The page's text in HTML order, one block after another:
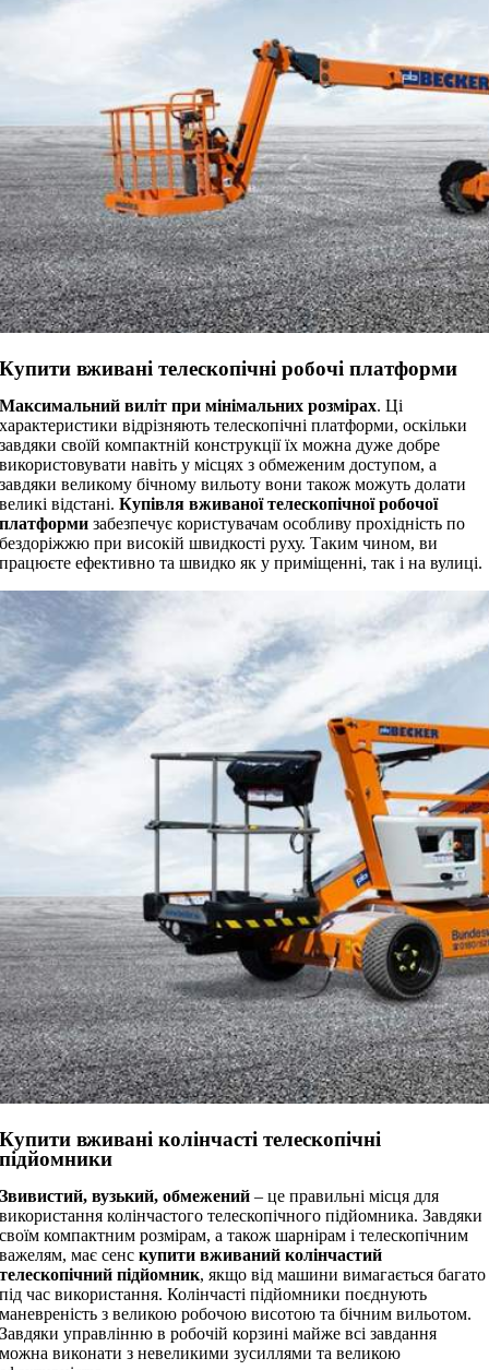
Купити вживані телескопічні робочі платформи
Максимальний виліт при мінімальних розмірах. Ці
характеристики відрізняють телескопічні платформи, оскільки
завдяки своїй компактній конструкції їх можна дуже добре
використовувати навіть у місцях з обмеженим доступом, а
завдяки великому бічному вильоту вони також можуть долати
великі відстані.Купівля вживаної телескопічної робочої
платформи забезпечує користувачам особливу прохідність по
бездоріжжю при високій швидкості руху. Таким чином, ви
працюєте ефективно та швидко як у приміщенні, так і на вулиці.
Купити вживані колінчасті телескопічні
підйомники
Звивистий, вузький, обмежений – це правильні місця для
використання колінчастого телескопічного підйомника. Завдяки
своїм компактним розмірам, а також шарнірам і телескопічним
важелям, має сенскупити вживаний колінчастий
телескопічний підйомник, якщо від машини вимагається багато
під час використання. Колінчасті підйомники поєднують
маневреність з великою робочою висотою та бічним вильотом.
Завдяки управлінню в робочій корзині майже всі завдання
можна виконати з невеликими зусиллями та великою